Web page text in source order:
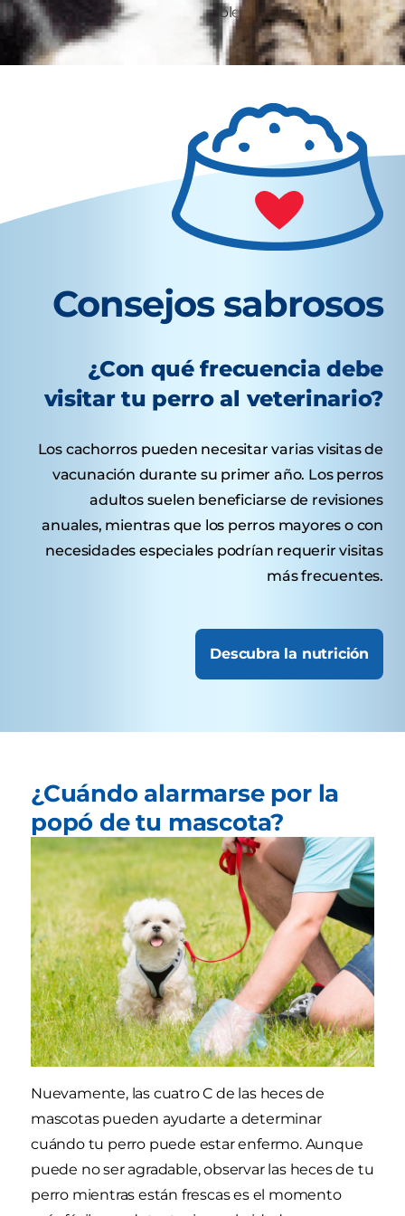
que podrían indicar un problema de salud.
Consejos sabrosos
¿Con qué frecuencia debe
visitar tu perro al veterinario?
Los cachorros pueden necesitar varias visitas de
vacunación durante su primer año. Los perros
adultos suelen beneficiarse de revisiones
anuales, mientras que los perros mayores o con
necesidades especiales podrían requerir visitas
más frecuentes.
Descubra la nutrición
¿Cuándo alarmarse por la
popó de tu mascota?
Nuevamente, las cuatro C de las heces de
mascotas pueden ayudarte a determinar
cuándo tu perro puede estar enfermo. Aunque
puede no ser agradable, observar las heces de tu
perro mientras están frescas es el momento